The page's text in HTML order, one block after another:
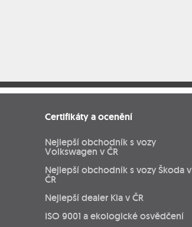
Certifikáty a ocenění
Nejlepší obchodník s vozy
Volkswagen v ČR
Nejlepší obchodník s vozy Škoda v
ČR
Nejlepší dealer Kia v ČR
ISO 9001 a ekologické osvědčení